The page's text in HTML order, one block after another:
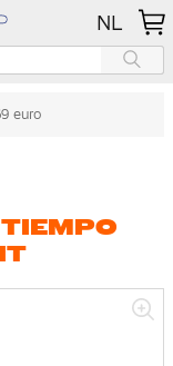
NL
euro